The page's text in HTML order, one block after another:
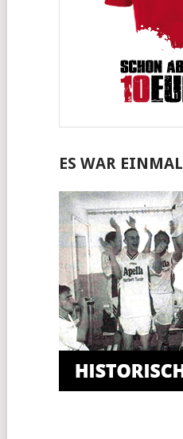
ES WAR EINMAL